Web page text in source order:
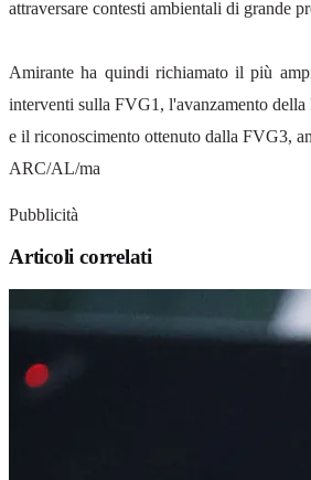
attraversare contesti ambientali di grande
Amirante ha quindi richiamato il più
interventi sulla FVG1, l'avanzamento
e il riconoscimento ottenuto dalla FVG3,
ARC/AL/ma
Pubblicità
Articoli correlati